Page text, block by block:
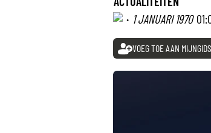
· 1 JANUARI 1970
VOEG TOE AAN MIJNGIDS